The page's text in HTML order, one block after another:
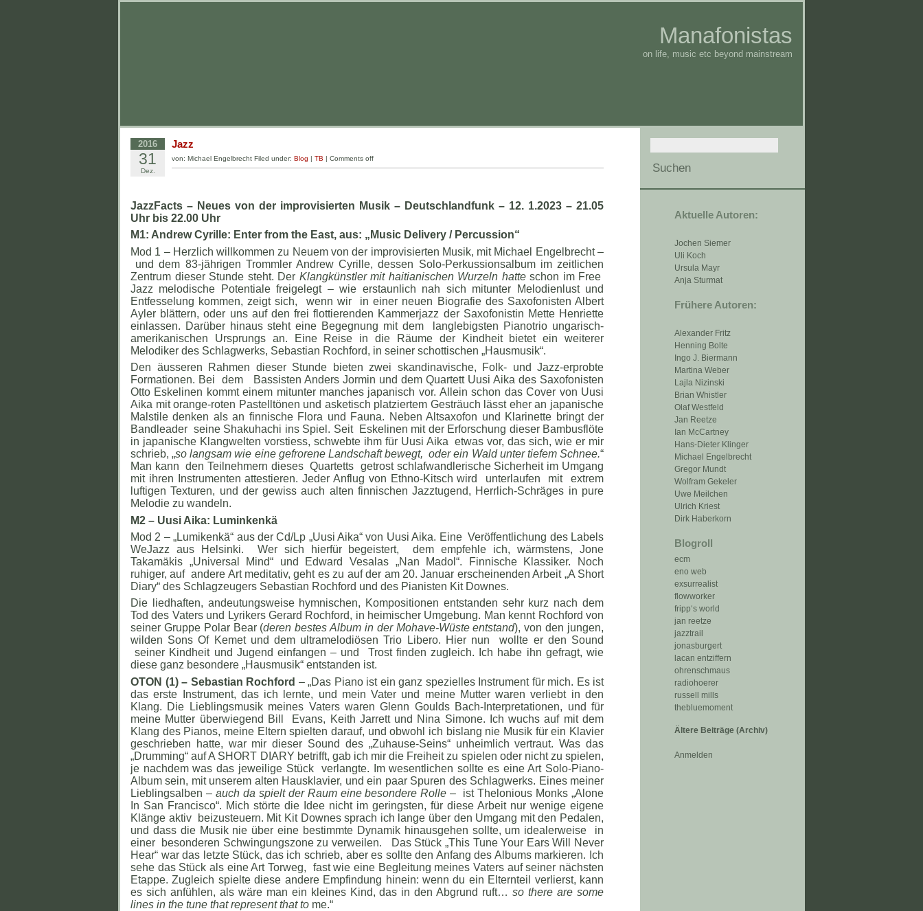
Manafonistas
on life, music etc beyond mainstream
Aktuelle Autoren:
Jochen Siemer
Uli Koch
Ursula Mayr
Anja Sturmat
Frühere Autoren:
Alexander Fritz
Henning Bolte
Ingo J. Biermann
Martina Weber
Lajla Nizinski
Brian Whistler
Olaf Westfeld
Jan Reetze
Ian McCartney
Hans-Dieter Klinger
Michael Engelbrecht
Gregor Mundt
Wolfram Gekeler
Uwe Meilchen
Ulrich Kriest
Dirk Haberkorn
Blogroll
ecm
eno web
exsurrealist
flowworker
fripp‘s world
jan reetze
jazztrail
jonasburgert
lacan entziffern
ohrenschmaus
radiohoerer
russell mills
thebluemoment
Ältere Beiträge (Archiv)
Anmelden
2016
31
Dez.
Jazz
von: Michael Engelbrecht Filed under: Blog | TB | Comments off
JazzFacts – Neues von der improvisierten Musik – Deutschlandfunk – 12. 1.2023 – 21.05
Uhr bis 22.00 Uhr
M1: Andrew Cyrille: Enter from the East, aus: „Music Delivery / Percussion“
Mod 1 – Herzlich willkommen zu Neuem von der improvisierten Musik, mit Michael Engelbrecht –
und dem 83-jährigen Trommler Andrew Cyrille, dessen Solo-Perkussionsalbum im zeitlichen
Zentrum dieser Stunde steht. Der Klangkünstler mit haitianischen Wurzeln hatteschon im Free
Jazz melodische Potentiale freigelegt – wie erstaunlich nah sich mitunter Melodienlust und
Entfesselung kommen, zeigt sich, wenn wir in einer neuen Biografie des Saxofonisten Albert
Ayler blättern, oder uns auf den frei flottierenden Kammerjazz der Saxofonistin Mette Henriette
einlassen. Darüber hinaus steht eine Begegnung mit dem langlebigsten Pianotrio ungarisch-
amerikanischen Ursprungs an. Eine Reise in die Räume der Kindheit bietet ein weiterer
Melodiker des Schlagwerks, Sebastian Rochford, in seiner schottischen „Hausmusik“.
Den äusseren Rahmen dieser Stunde bieten zwei skandinavische, Folk- und Jazz-erprobte
Formationen. Bei dem Bassisten Anders Jormin und dem Quartett Uusi Aika des Saxofonisten
Otto Eskelinen kommt einem mitunter manches japanisch vor. Allein schon das Cover von Uusi
Aika mit orange-roten Pastelltönen und asketisch platziertem Gesträuch lässt eher an japanische
Malstile denken als an finnische Flora und Fauna. Neben Altsaxofon und Klarinette bringt der
Bandleader seine Shakuhachi ins Spiel. Seit Eskelinen mit der Erforschung dieser Bambusflöte
in japanische Klangwelten vorstiess, schwebte ihm für Uusi Aika etwas vor, das sich, wie er mir
schrieb, „so langsam wie eine gefrorene Landschaft bewegt, oder ein Wald unter tiefem Schnee.“
Man kann den Teilnehmern dieses Quartetts getrost schlafwandlerische Sicherheit im Umgang
mit ihren Instrumenten attestieren. Jeder Anflug von Ethno-Kitsch wird unterlaufen mit extrem
luftigen Texturen, und der gewiss auch alten finnischen Jazztugend, Herrlich-Schräges in pure
Melodie zu wandeln.
M2 – Uusi Aika: Luminkenkä
Mod 2 – „Lumikenkä“ aus der Cd/Lp „Uusi Aika“ von Uusi Aika. Eine Veröffentlichung des Labels
WeJazz aus Helsinki. Wer sich hierfür begeistert, dem empfehle ich, wärmstens, Jone
Takamäkis „Universal Mind“ und Edward Vesalas „Nan Madol“. Finnische Klassiker. Noch
ruhiger, auf andere Art meditativ, geht es zu auf der am 20. Januar erscheinenden Arbeit „A Short
Diary“ des Schlagzeugers Sebastian Rochford und des Pianisten Kit Downes.
Die liedhaften, andeutungsweise hymnischen, Kompositionen entstanden sehr kurz nach dem
Tod des Vaters und Lyrikers Gerard Rochford, in heimischer Umgebung. Man kennt Rochford von
seiner Gruppe Polar Bear (deren bestes Album in der Mohave-Wüste entstand), von den jungen,
wilden Sons Of Kemet und dem ultramelodiösen Trio Libero. Hier nun wollte er den Sound
seiner Kindheit und Jugend einfangen – und Trost finden zugleich. Ich habe ihn gefragt, wie
diese ganz besondere „Hausmusik“ entstanden ist.
OTON (1) – Sebastian Rochford – „Das Piano ist ein ganz spezielles Instrument für mich. Es ist
das erste Instrument, das ich lernte, und mein Vater und meine Mutter waren verliebt in den
Klang. Die Lieblingsmusik meines Vaters waren Glenn Goulds Bach-Interpretationen, und für
meine Mutter überwiegend Bill Evans, Keith Jarrett und Nina Simone. Ich wuchs auf mit dem
Klang des Pianos, meine Eltern spielten darauf, und obwohl ich bislang nie Musik für ein Klavier
geschrieben hatte, war mir dieser Sound des „Zuhause-Seins“ unheimlich vertraut. Was das
„Drumming“ auf A SHORT DIARY betrifft, gab ich mir die Freiheit zu spielen oder nicht zu spielen,
je nachdem was das jeweilige Stück verlangte. Im wesentlichen sollte es eine Art Solo-Piano-
Album sein, mit unserem alten Hausklavier, und ein paar Spuren des Schlagwerks. Eines meiner
Lieblingsalben – auch da spielt der Raum eine besondere Rolle – ist Thelonious Monks „Alone
In San Francisco“. Mich störte die Idee nicht im geringsten, für diese Arbeit nur wenige eigene
Klänge aktiv beizusteuern. Mit Kit Downes sprach ich lange über den Umgang mit den Pedalen,
und dass die Musik nie über eine bestimmte Dynamik hinausgehen sollte, um idealerweise in
einer besonderen Schwingungszone zu verweilen. Das Stück „This Tune Your Ears Will Never
Hear“ war das letzte Stück, das ich schrieb, aber es sollte den Anfang des Albums markieren. Ich
sehe das Stück als eine Art Torweg, fast wie eine Begleitung meines Vaters auf seiner nächsten
Etappe. Zugleich spielte diese andere Empfindung hinein: wenn du ein Elternteil verlierst, kann
es sich anfühlen, als wäre man ein kleines Kind, das in den Abgrund ruft…so there are some
lines in the tune that represent that to me.“